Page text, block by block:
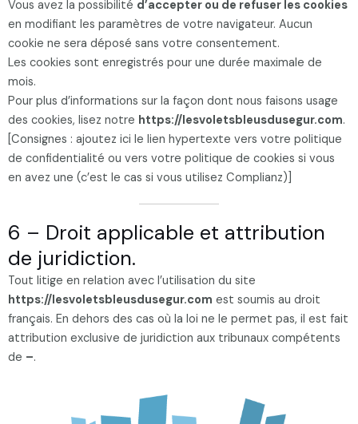
Vous avez la possibilité d’accepter ou de refuser les cookies
en modifiant les paramètres de votre navigateur. Aucun
cookie ne sera déposé sans votre consentement.
Les cookies sont enregistrés pour une durée maximale de
mois.
Pour plus d’informations sur la façon dont nous faisons usage
des cookies, lisez notre https://lesvoletsbleusdusegur.com.
[Consignes : ajoutez ici le lien hypertexte vers votre politique
de confidentialité ou vers votre politique de cookies si vous
en avez une (c’est le cas si vous utilisez Complianz)]
6 – Droit applicable et attribution
de juridiction.
Tout litige en relation avec l’utilisation du site
https://lesvoletsbleusdusegur.com est soumis au droit
français. En dehors des cas où la loi ne le permet pas, il est fait
attribution exclusive de juridiction aux tribunaux compétents
de –.